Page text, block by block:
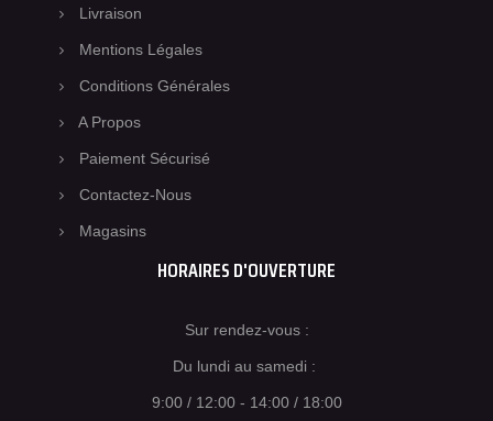
Livraison
Mentions Légales
Conditions Générales
A Propos
Paiement Sécurisé
Contactez-Nous
Magasins
HORAIRES D'OUVERTURE
Sur rendez-vous :
Du lundi au samedi :
9:00 / 12:00 - 14:00 / 18:00